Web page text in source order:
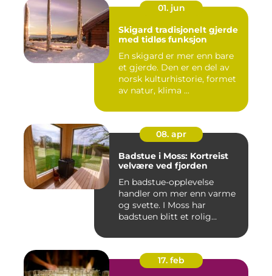
01. jun
Skigard tradisjonelt gjerde
med tidløs funksjon
En skigard er mer enn bare
et gjerde. Den er en del av
norsk kulturhistorie, formet
av natur, klima ...
08. apr
Badstue i Moss: Kortreist
velvære ved fjorden
En badstue-opplevelse
handler om mer enn varme
og svette. I Moss har
badstuen blitt et rolig
17. feb